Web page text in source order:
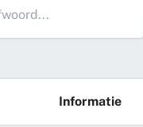
Informatie